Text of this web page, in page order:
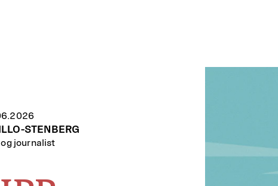
STENBERG
journalist